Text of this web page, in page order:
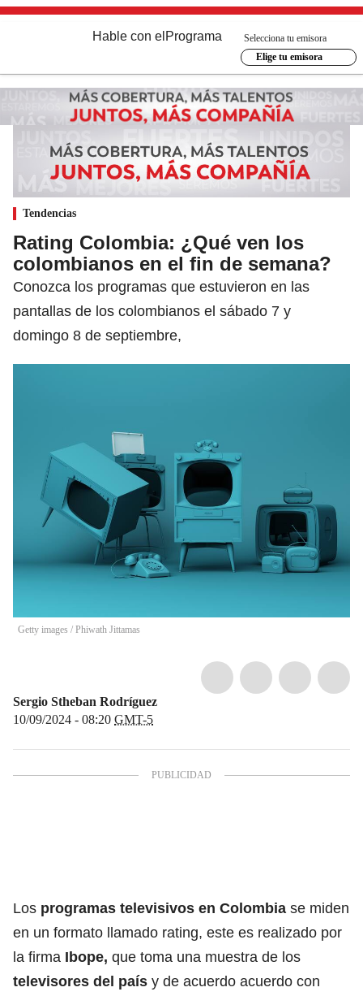
Hable con el Programa
Selecciona tu emisora
Elige tu emisora
Tendencias
Rating Colombia: ¿Qué ven los
colombianos en el fin de semana?
Conozca los programas que estuvieron en las
pantallas de los colombianos el sábado 7 y
domingo 8 de septiembre,
Getty images / Phiwath Jittamas
Sergio Stheban Rodríguez
10/09/2024 - 08:20 GMT-5
Los programas televisivos en Colombia se miden
en un formato llamado rating, este es realizado por
la firma Ibope, que toma una muestra de los
televisores del país y de acuerdo acuerdo con